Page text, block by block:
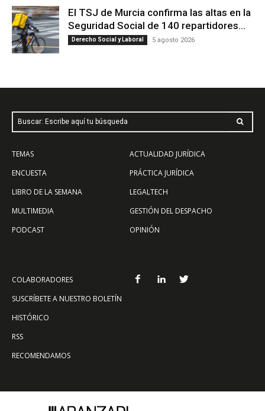
El TSJ de Murcia confirma las altas en la
Seguridad Social de 140 repartidores...
Derecho Social y Laboral 5 agosto 2026
Buscar: Escribe aquí tu búsqueda
TEMAS
ENCUESTA
LIBRO DE LA SEMANA
MULTIMEDIA
PODCAST
ACTUALIDAD JURÍDICA
PRÁCTICA JURÍDICA
LEGALTECH
GESTIÓN DEL DESPACHO
OPINIÓN
COLABORADORES
SUSCRÍBETE A NUESTRO BOLETÍN
HISTÓRICO
RSS
RECOMENDAMOS